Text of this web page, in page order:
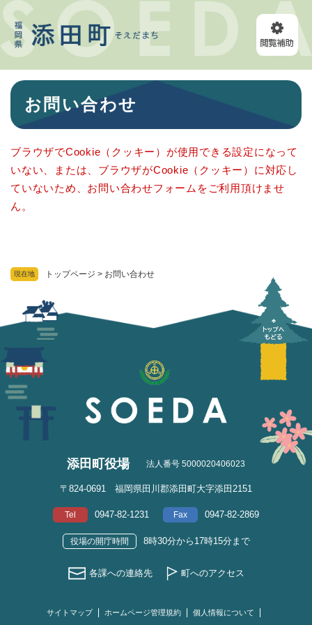
ペ
ー
の
メニューを飛ばして本文へ
現在地 トップページ > お問い合わせ
本
お問い合わせ
ブラウザでCookie（クッキー）が使用できる設定になって
いない、または、ブラウザがCookie（クッキー）に対応し
ていないため、お問い合わせフォームをご利用頂けませ
ん。
添田町役場 法人番号 5000020406023
〒824-0691 福岡県田川郡添田町大字添田2151
Tel 0947-82-1231 Fax 0947-82-2869
役場の開庁時間 8時30分から17時15分まで
各課への連絡先 町へのアクセス
サイトマップ ホームページ管理規約 個人情報について